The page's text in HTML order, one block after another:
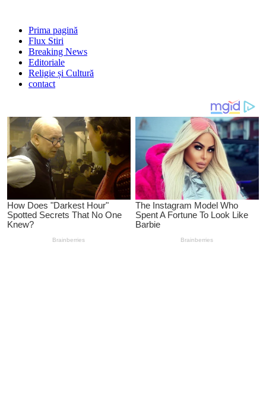
Prima pagină
Flux Stiri
Breaking News
Editoriale
Religie și Cultură
contact